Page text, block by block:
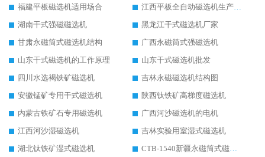
福建平板磁选机适用场合
江西平板全自动磁选机生产厂家
湖南干式强磁磁选机
黑龙江干式磁选机厂家
甘肃永磁筒式磁选机结构
广西永磁筒式强磁选机
山东干式磁选机的工作原理
山东干式磁选机批发
四川水选褐铁矿磁选机
吉林永磁磁选机结构图
安徽锰矿专用干式磁选机
陕西钛铁矿高梯度磁选机
内蒙古铁矿石专用磁选机
广西河沙磁选机的电机
江西河沙湿磁选机
吉林实验用室湿式磁选机
湖北钛铁矿湿式磁选机
CTB-1540新疆永磁筒式磁选机